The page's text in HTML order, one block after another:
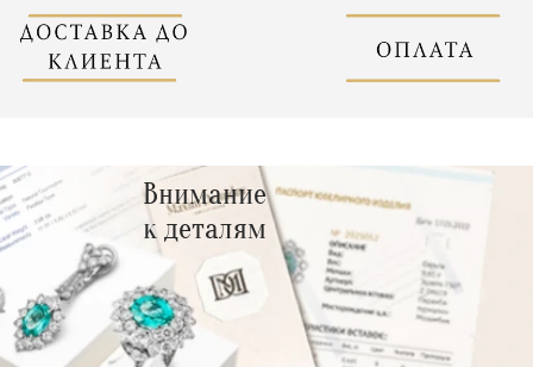
Внимание
к деталям